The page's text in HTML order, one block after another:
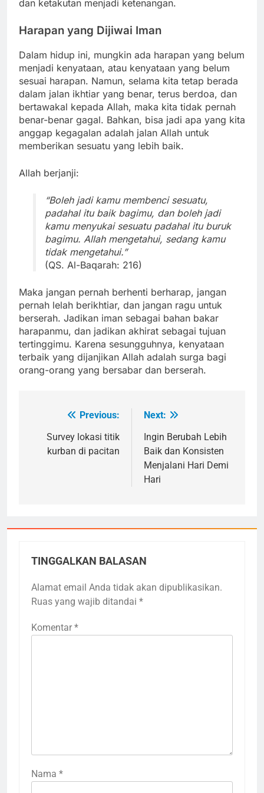
dan ketakutan menjadi ketenangan.
Harapan yang Dijiwai Iman
Dalam hidup ini, mungkin ada harapan yang belum
menjadi kenyataan, atau kenyataan yang belum
sesuai harapan. Namun, selama kita tetap berada
dalam jalan ikhtiar yang benar, terus berdoa, dan
bertawakal kepada Allah, maka kita tidak pernah
benar-benar gagal. Bahkan, bisa jadi apa yang kita
anggap kegagalan adalah jalan Allah untuk
memberikan sesuatu yang lebih baik.
Allah berjanji:
“Boleh jadi kamu membenci sesuatu,
padahal itu baik bagimu, dan boleh jadi
kamu menyukai sesuatu padahal itu buruk
bagimu. Allah mengetahui, sedang kamu
tidak mengetahui.”
(QS. Al-Baqarah: 216)
Maka jangan pernah berhenti berharap, jangan
pernah lelah berikhtiar, dan jangan ragu untuk
berserah. Jadikan iman sebagai bahan bakar
harapanmu, dan jadikan akhirat sebagai tujuan
tertinggimu. Karena sesungguhnya, kenyataan
terbaik yang dijanjikan Allah adalah surga bagi
orang-orang yang bersabar dan berserah.
Navigasi
pos
Previous:
Survey lokasi titik
kurban di pacitan
Next:
Ingin Berubah Lebih
Baik dan Konsisten
Menjalani Hari Demi
Hari
TINGGALKAN BALASAN
Alamat email Anda tidak akan dipublikasikan.
Ruas yang wajib ditandai *
Komentar *
Nama *